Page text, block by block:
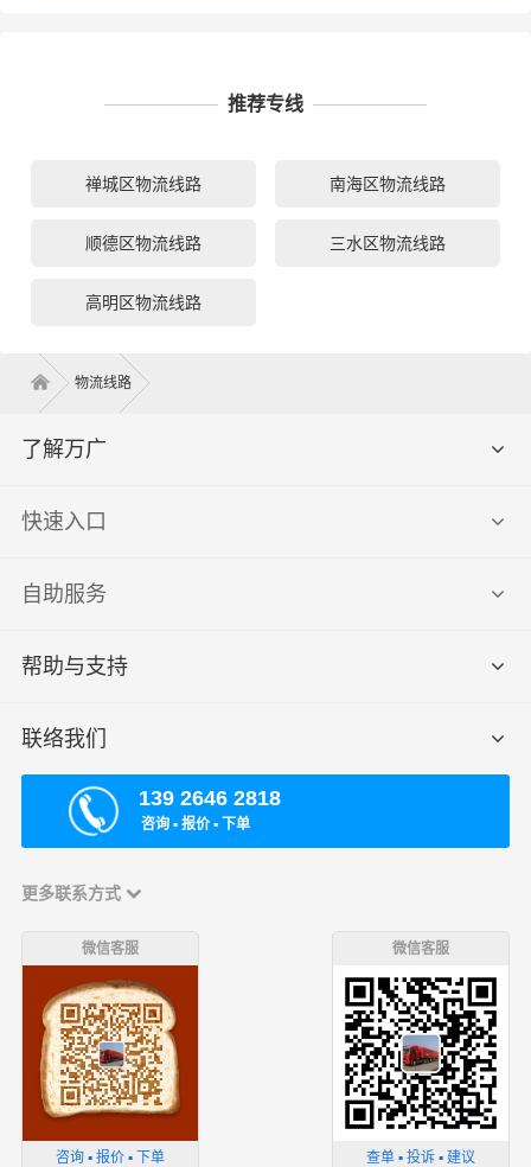
推荐专线
禅城区物流线路 南海区物流线路
顺德区物流线路 三水区物流线路
高明区物流线路
物流线路
了解万广
快速入口
自助服务
帮助与支持
联络我们
139 2646 2818
咨询 ▪ 报价 ▪ 下单
更多联系方式
微信客服
咨询 ▪ 报价 ▪ 下单
微信客服
查单 ▪ 投诉 ▪ 建议